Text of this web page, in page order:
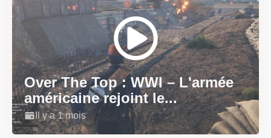
Over The Top : WWI – L'armée
américaine rejoint le...
Il y a 1 mois